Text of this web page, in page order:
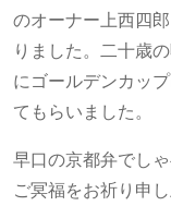
のオーナー上西四
りました。二十歳
にゴールデンカッ
てもらいました。
早口の京都弁でし
ご冥福をお祈り申し